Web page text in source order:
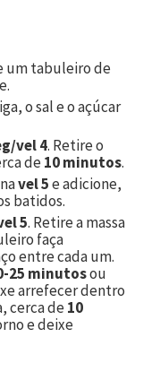
um tabuleiro de
o sal e o açúcar
vel 4. Retire o
de10 minutos.
vel 5e adicione,
batidos.
5. Retire a massa
faça
entre cada um.
25 minutosou
arrefecer dentro
cerca de10
e deixe